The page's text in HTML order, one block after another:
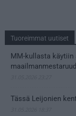
Tuoreimmat uutiset
MM-kullasta
Tässä Leijonien